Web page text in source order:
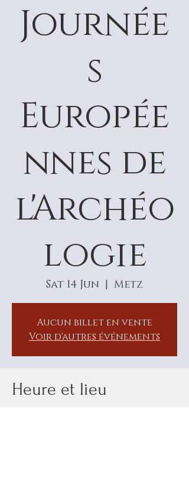
Journée
s
Europée
nnes de
l'Archéo
logie
Sat 14 Jun
  |
Metz
Aucun billet en vente
Voir d'autres événements
Heure et lieu